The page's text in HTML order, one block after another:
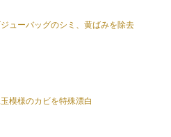
ューバッグのシミ、黄ばみを除去
模様のカビを特殊漂白